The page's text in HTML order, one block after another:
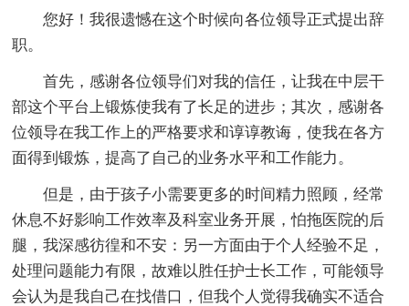
您好！我很遗憾在这个时候向各位领导正式提出辞
职。
首先，感谢各位领导们对我的信任，让我在中层干
部这个平台上锻炼使我有了长足的进步；其次，感谢各
位领导在我工作上的严格要求和谆谆教诲，使我在各方
面得到锻炼，提高了自己的业务水平和工作能力。
但是，由于孩子小需要更多的时间精力照顾，经常
休息不好影响工作效率及科室业务开展，怕拖医院的后
腿，我深感彷徨和不安：另一方面由于个人经验不足，
处理问题能力有限，故难以胜任护士长工作，可能领导
会认为是我自己在找借口，但我个人觉得我确实不适合